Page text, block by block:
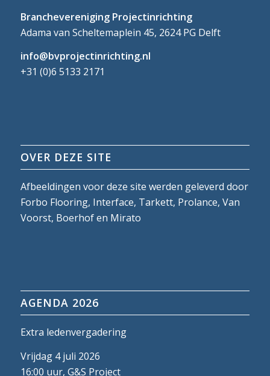
Branchevereniging Projectinrichting
Adama van Scheltemaplein 45, 2624 PG Delft
info@bvprojectinrichting.nl
+31 (0)6 5133 2171
OVER DEZE SITE
Afbeeldingen voor deze site werden geleverd door
Forbo Flooring, Interface, Tarkett, Prolance, Van
Voorst, Boerhof en Mirato
AGENDA 2026
Extra ledenvergadering
Vrijdag 4 juli 2026
16:00 uur, G&S Project